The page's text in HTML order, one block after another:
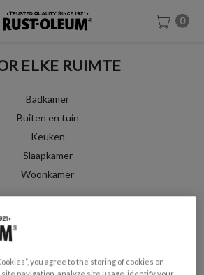
0
ELKE RUIMTE
Badkamer
Buiten en tuin
Keuken
Slaapkamer
Woonkamer
you agree to the storing of cookies on